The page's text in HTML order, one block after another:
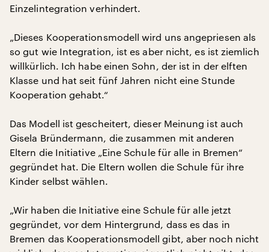
Einzelintegration verhindert.
„Dieses Kooperationsmodell wird uns angepriesen als
so gut wie Integration, ist es aber nicht, es ist ziemlich
willkürlich. Ich habe einen Sohn, der ist in der elften
Klasse und hat seit fünf Jahren nicht eine Stunde
Kooperation gehabt.“
Das Modell ist gescheitert, dieser Meinung ist auch
Gisela Bründermann, die zusammen mit anderen
Eltern die Initiative „Eine Schule für alle in Bremen“
gegründet hat. Die Eltern wollen die Schule für ihre
Kinder selbst wählen.
„Wir haben die Initiative eine Schule für alle jetzt
gegründet, vor dem Hintergrund, dass es das in
Bremen das Kooperationsmodell gibt, aber noch nicht